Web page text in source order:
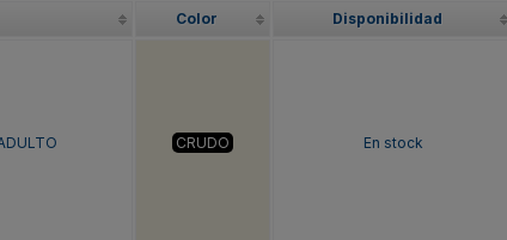
Color Disponibilidad
CRUDO En stock